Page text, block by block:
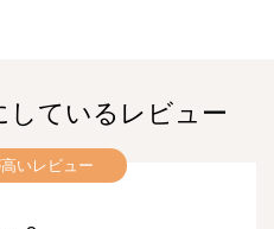
しているレビュー
いレビュー